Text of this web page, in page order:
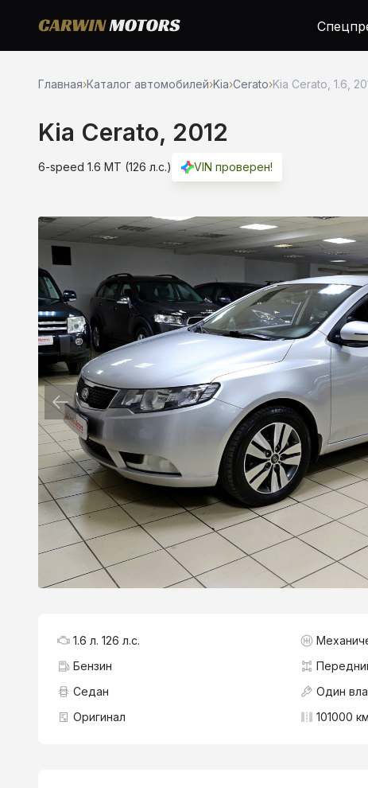
Главная›Каталог автомобилей›Kia›Cerato›Kia Cerato, 1.6,
Kia Cerato, 2012
6-speed 1.6 MT (126 л.с.) VIN проверен!
1.6 л. 126 л.с.
Бензин
Седан
Один
Оригинал
101000